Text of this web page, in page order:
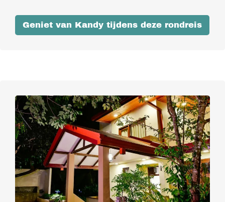
Geniet van Kandy tijdens deze rondreis